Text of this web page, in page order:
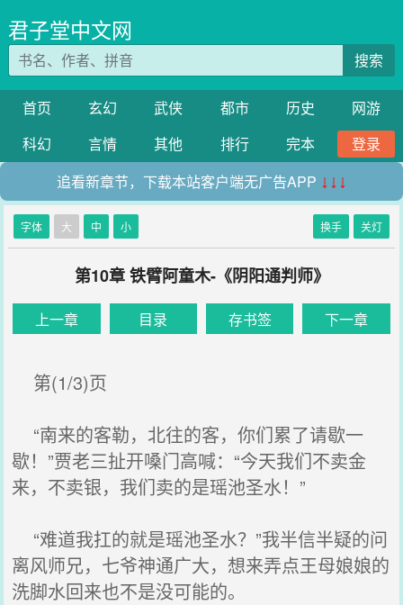
君子堂中文网
搜索
首页 玄幻 武侠 都市 历史
网游
科幻
言情 其他 排行 完本
登录
追看新章节，下载本站客户端无广告APP ↓↓↓
字体 大 中 小 换手 关灯
第10章 铁臂阿童木-《阴阳通判师》
上一章 目录 存书签 下一章
第(1/3)页
“南来的客勒，北往的客，你们累了请歇一
歇！”贾老三扯开嗓门高喊：“今天我们不卖金
来，不卖银，我们卖的是瑶池圣水！”
“难道我扛的就是瑶池圣水？”我半信半疑的问
离风师兄，七爷神通广大，想来弄点王母娘娘的
洗脚水回来也不是没可能的。